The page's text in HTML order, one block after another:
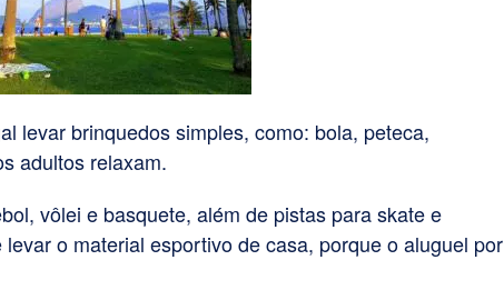
levar brinquedos simples, como: bola, peteca,
adultos relaxam.
vôlei e basquete, além de pistas para skate e
o material esportivo de casa, porque o aluguel por